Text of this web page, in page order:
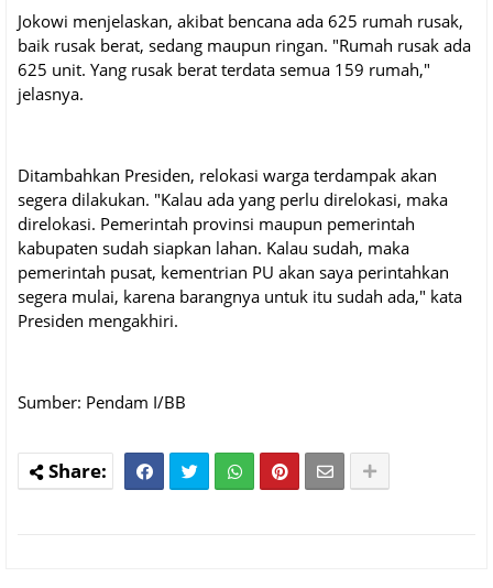
Jokowi menjelaskan, akibat bencana ada 625 rumah rusak,
baik rusak berat, sedang maupun ringan. "Rumah rusak ada
625 unit. Yang rusak berat terdata semua 159 rumah,"
jelasnya.
Ditambahkan Presiden, relokasi warga terdampak akan
segera dilakukan. "Kalau ada yang perlu direlokasi, maka
direlokasi. Pemerintah provinsi maupun pemerintah
kabupaten sudah siapkan lahan. Kalau sudah, maka
pemerintah pusat, kementrian PU akan saya perintahkan
segera mulai, karena barangnya untuk itu sudah ada," kata
Presiden mengakhiri.
Sumber: Pendam I/BB